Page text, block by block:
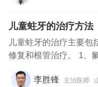
儿童蛀牙的治疗方法
儿童蛀牙的治疗主要包
修复和根管治疗。 1、
李胜锋 主治医师